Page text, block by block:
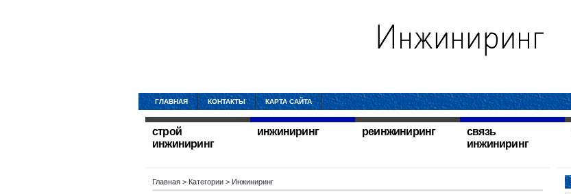
ГЛАВНАЯ КОНТАКТЫ КАРТА САЙТА
строй
инжиниринг
инжиниринг реинжиниринг
связь
инжиниринг
Главная > Категории > Инжиниринг